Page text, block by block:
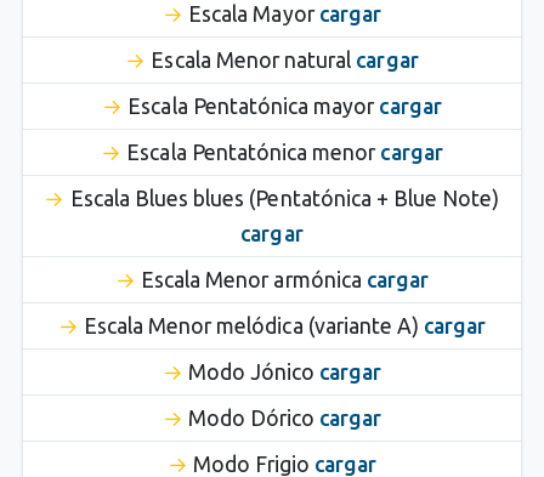
Escala Mayor cargar
Escala Menor natural cargar
Escala Pentatónica mayor cargar
Escala Pentatónica menor cargar
Escala Blues blues (Pentatónica + Blue Note)
cargar
Escala Menor armónica cargar
Escala Menor melódica (variante A) cargar
Modo Jónico cargar
Modo Dórico cargar
Modo Frigio cargar